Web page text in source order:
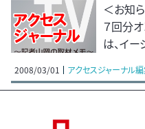
＜お知
７回分
は、イ
2008/03/01 アクセスジャーナル